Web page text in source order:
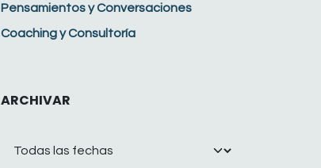
Pensamientos y Conversaciones
Coaching y Consultoría
ARCHIVAR